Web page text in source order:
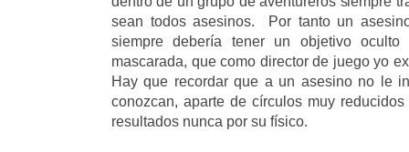
sean todos asesinos. Por tanto un
siempre debería tener un objetivo
mascarada, que como director de juego yo
Hay que recordar que a un asesino no le
conozcan, aparte de círculos muy
resultados nunca por su físico.